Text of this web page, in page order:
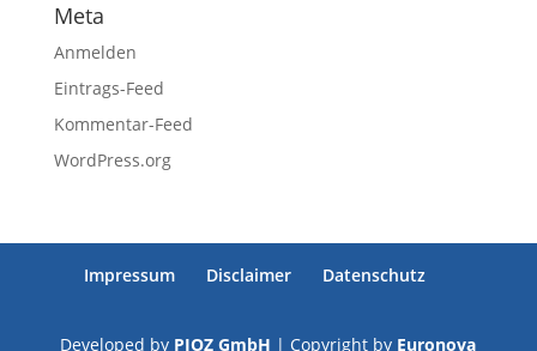
Meta
Anmelden
Eintrags-Feed
Kommentar-Feed
WordPress.org
Impressum Disclaimer Datenschutz
Developed by PIOZ GmbH | Copyright by Euronova